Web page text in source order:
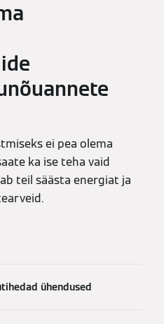
ei pea olema
ka ise teha vaid
teil säästa energiat ja
ühendused